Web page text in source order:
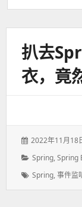
扒去
衣，竟
发
于：
2022年11月18
分
Spring,Spring
标
Spring,事件监